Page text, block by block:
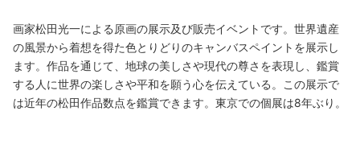
画家松田光一による原画の展示及び販売イベントです。世界遺産
の風景から着想を得た色とりどりのキャンバスペイントを展示し
ます。作品を通じて、地球の美しさや現代の尊さを表現し、鑑賞
する人に世界の楽しさや平和を願う心を伝えている。この展示で
は近年の松田作品数点を鑑賞できます。東京での個展は8年ぶり。